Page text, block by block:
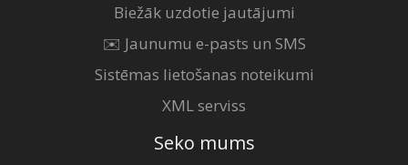
Biežāk uzdotie jautājumi
✉️ Jaunumu e-pasts un SMS
Sistēmas lietošanas noteikumi
XML serviss
Seko mums